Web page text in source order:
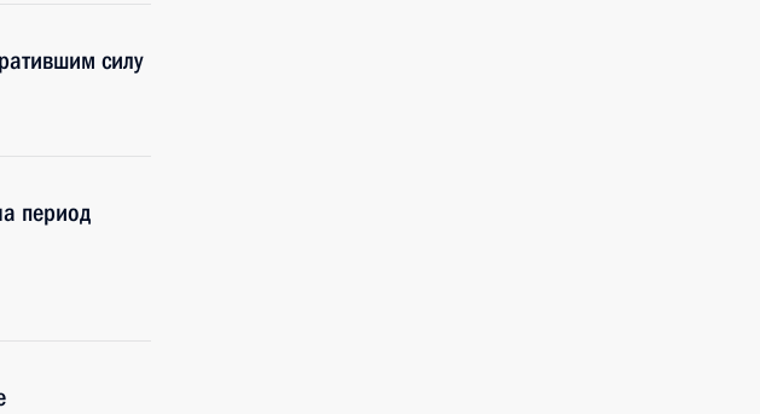
силу
период